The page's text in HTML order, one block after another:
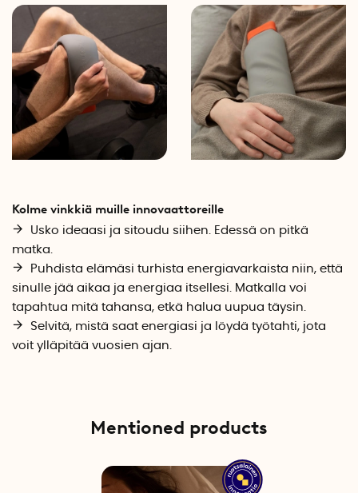
Kolme vinkkiä muille innovaattoreille
Usko ideaasi ja sitoudu siihen. Edessä on pitkä
matka.
Puhdista elämäsi turhista energiavarkaista niin, että
sinulle jää aikaa ja energiaa itsellesi. Matkalla voi
tapahtua mitä tahansa, etkä halua uupua täysin.
Selvitä, mistä saat energiasi ja löydä työtahti, jota
voit ylläpitää vuosien ajan.
Mentioned products